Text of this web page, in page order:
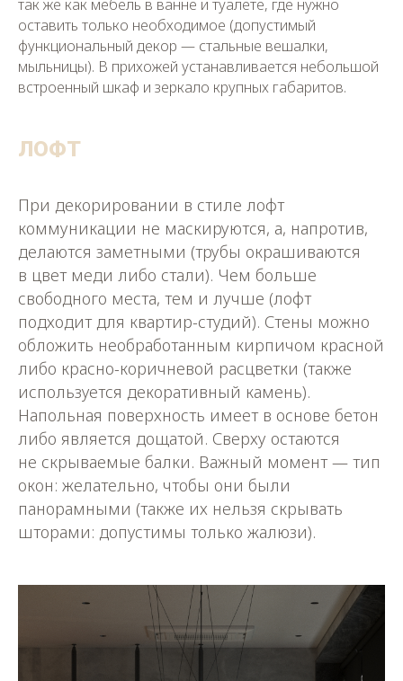
так же как мебель в ванне и туалете, где нужно
оставить только необходимое (допустимый
функциональный декор — стальные вешалки,
мыльницы). В прихожей устанавливается небольшой
встроенный шкаф и зеркало крупных габаритов.
ЛОФТ
При декорировании в стиле лофт
коммуникации не маскируются, а, напротив,
делаются заметными (трубы окрашиваются
в цвет меди либо стали). Чем больше
свободного места, тем и лучше (лофт
подходит для квартир-студий). Стены можно
обложить необработанным кирпичом красной
либо красно-коричневой расцветки (также
используется декоративный камень).
Напольная поверхность имеет в основе бетон
либо является дощатой. Сверху остаются
не скрываемые балки. Важный момент — тип
окон: желательно, чтобы они были
панорамными (также их нельзя скрывать
шторами: допустимы только жалюзи).